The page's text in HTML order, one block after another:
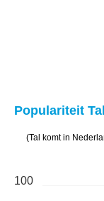
Populariteit
(Tal komt in
100